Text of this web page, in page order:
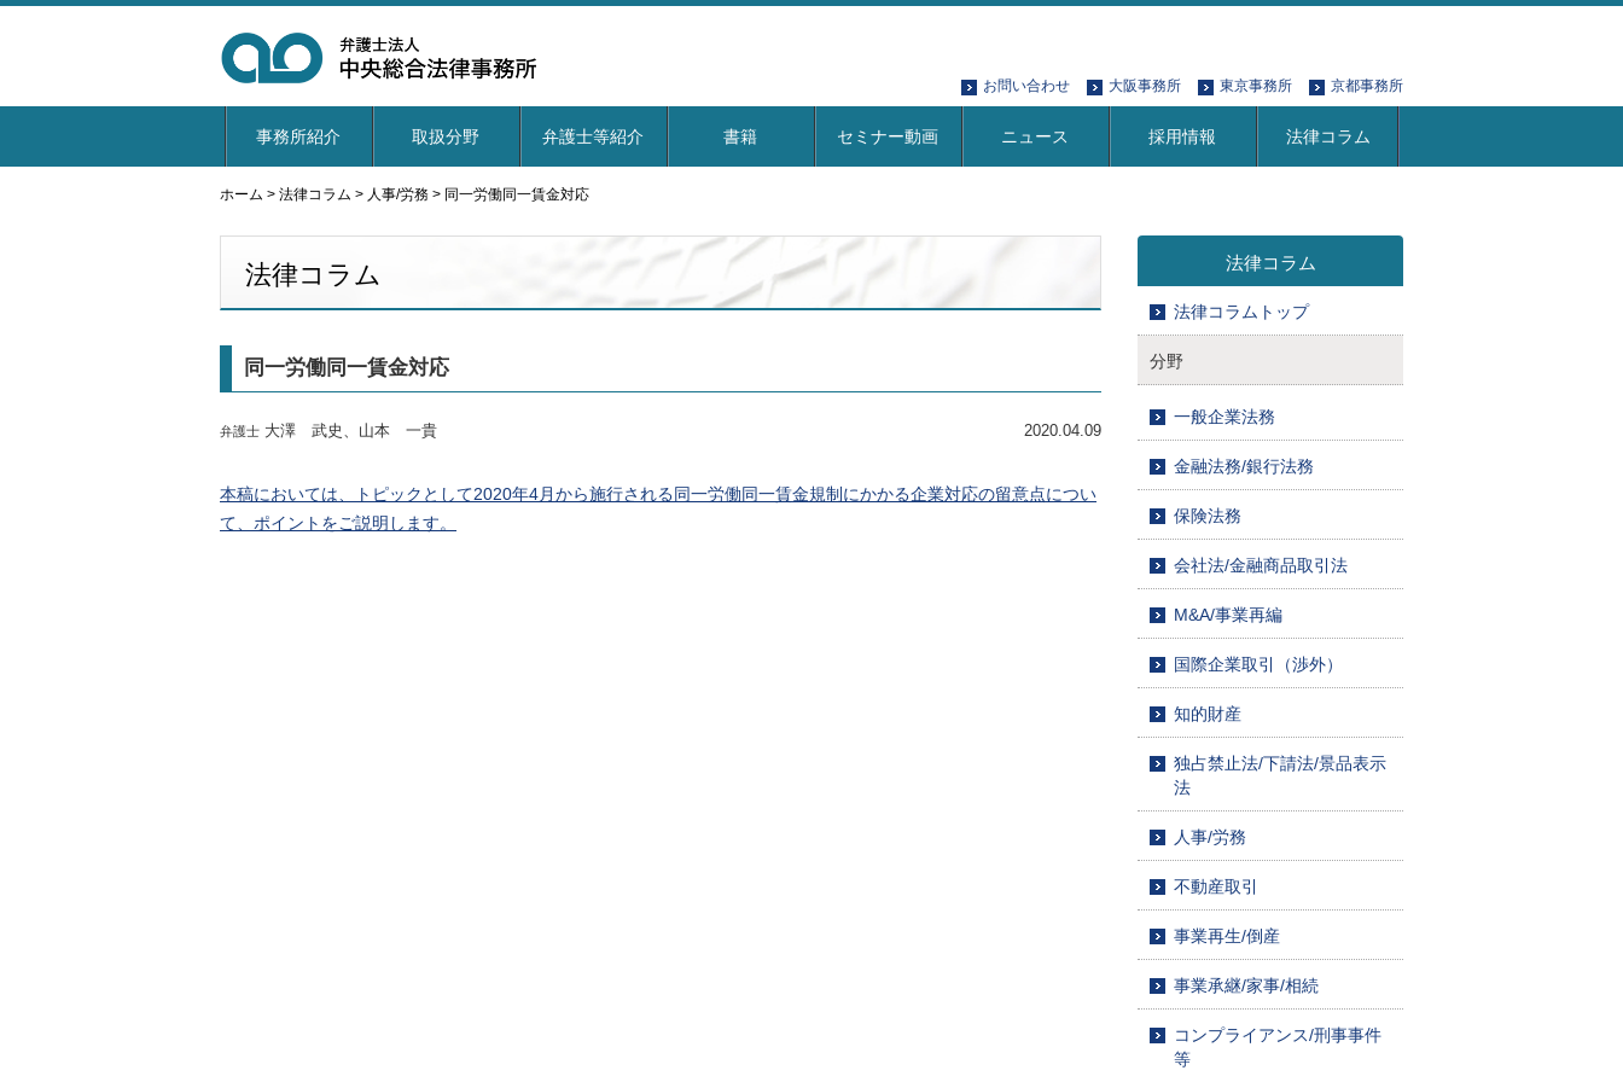
お問い合わせ 大阪事務所 東京事務所 京都事務所
事務所紹介 取扱分野 弁護士等紹介 書籍 セミナー動画 ニュース 採用情報 法律コラム
ホーム > 法律コラム > 人事/労務 > 同一労働同一賃金対応
法律コラム
同一労働同一賃金対応
弁護士 大澤 武史、山本 一貴 2020.04.09
本稿においては、トピックとして2020年4月から施行される同一労働同一賃金規制にかかる企業対応の留意点につい
て、ポイントをご説明します。
法律コラム
法律コラムトップ
分野
一般企業法務
金融法務/銀行法務
保険法務
会社法/金融商品取引法
M&A/事業再編
国際企業取引（渉外）
知的財産
独占禁止法/下請法/景品表示
法
人事/労務
不動産取引
事業再生/倒産
事業承継/家事/相続
コンプライアンス/刑事事件
等